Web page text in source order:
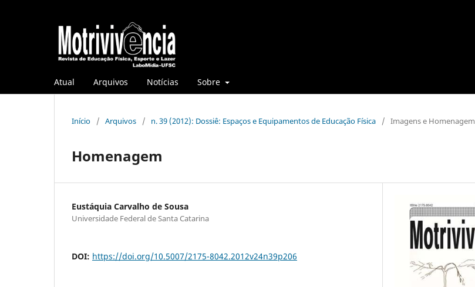
Atual Arquivos Notícias Sobre
Início / Arquivos / n. 39 (2012): Dossiê: Espaços e Equipamentos de Educação Física / Imagens e Homenagem
Homenagem
Eustáquia Carvalho de Sousa
Universidade Federal de Santa Catarina
DOI: https://doi.org/10.5007/2175-8042.2012v24n39p206